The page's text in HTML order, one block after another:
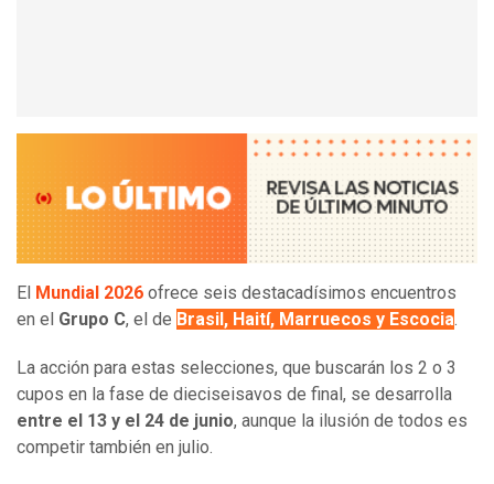
El Mundial 2026 ofrece seis destacadísimos encuentros
en el Grupo C, el de Brasil, Haití, Marruecos y Escocia.
La acción para estas selecciones, que buscarán los 2 o 3
cupos en la fase de dieciseisavos de final, se desarrolla
entre el 13 y el 24 de junio, aunque la ilusión de todos es
competir también en julio.